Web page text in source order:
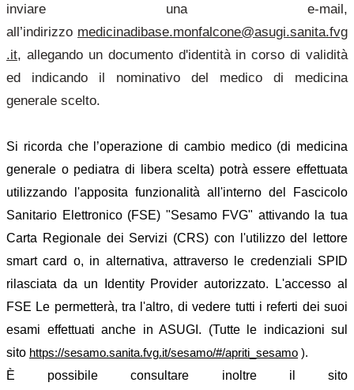
inviare una e-mail,
all’indirizzo medicinadibase.monfalcone@asugi.sanita.fvg
.it, allegando un documento d'identità in corso di validità
ed indicando il nominativo del medico di medicina
generale scelto.
Si ricorda che l’operazione di cambio medico (di medicina
generale o pediatra di libera scelta) potrà essere effettuata
utilizzando l'apposita funzionalità all'interno del Fascicolo
Sanitario Elettronico (FSE) "Sesamo FVG" attivando la tua
Carta Regionale dei Servizi (CRS) con l'utilizzo del lettore
smart card o, in alternativa, attraverso le credenziali SPID
rilasciata da un Identity Provider autorizzato. L'accesso al
FSE Le permetterà, tra l'altro, di vedere tutti i referti dei suoi
esami effettuati anche in ASUGI. (Tutte le indicazioni sul
sito https://sesamo.sanita.fvg.it/sesamo/#/apriti_sesamo ).
È possibile consultare inoltre il sito